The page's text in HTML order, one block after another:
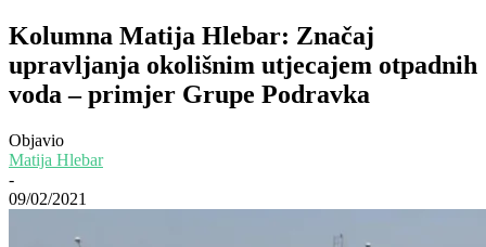
Kolumna Matija Hlebar: Značaj
upravljanja okolišnim utjecajem otpadnih
voda – primjer Grupe Podravka
Objavio
Matija Hlebar
-
09/02/2021